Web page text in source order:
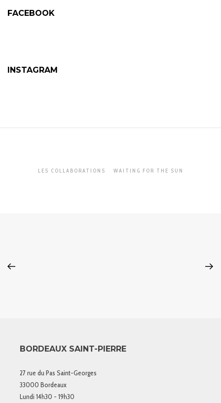
FACEBOOK
INSTAGRAM
LES COLLABORATIONS WAITING FOR THE SUN
BORDEAUX SAINT-PIERRE
27 rue du Pas Saint-Georges
33000 Bordeaux
Lundi 14h30 - 19h30